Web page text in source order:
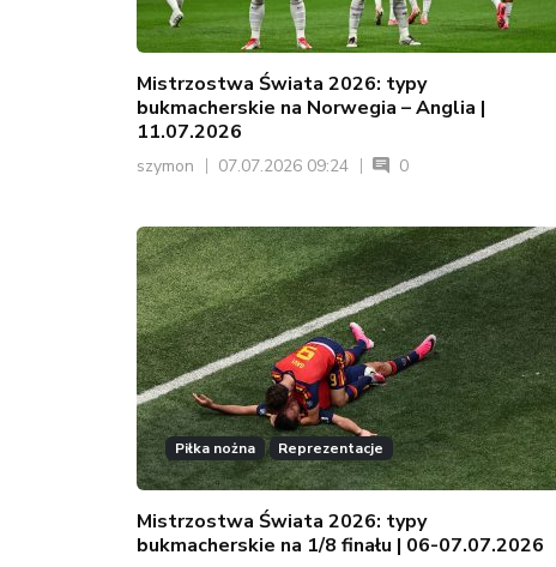
Mistrzostwa Świata 2026: typy
bukmacherskie na Norwegia – Anglia |
11.07.2026
szymon 07.07.2026 09:24 0
Piłka nożna Reprezentacje
Mistrzostwa Świata 2026: typy
bukmacherskie na 1/8 finału | 06-07.07.2026